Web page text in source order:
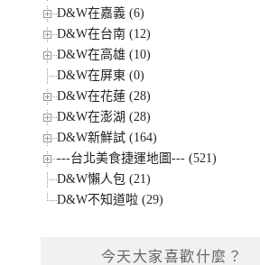
D&W在嘉義 (6)
D&W在台南 (12)
D&W在高雄 (10)
D&W在屏東 (0)
D&W在花蓮 (28)
D&W在澎湖 (28)
D&W新鮮試 (164)
---台北美食捷運地圖--- (521)
D&W懶人包 (21)
D&W不知道啦 (29)
今天大家喜歡什麼？